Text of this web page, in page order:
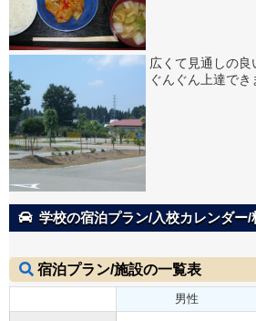
広くて見通しの良
ぐんぐん上達でき
学校の宿泊プラン/入校カレンダー/
宿泊プラン/施設の一覧表
男性